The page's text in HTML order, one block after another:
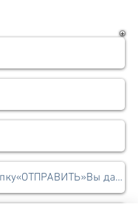
| Задать вопрос